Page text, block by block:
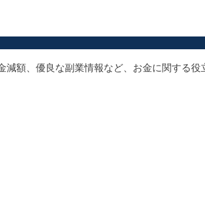
額、優良な副業情報など、お金に関する役